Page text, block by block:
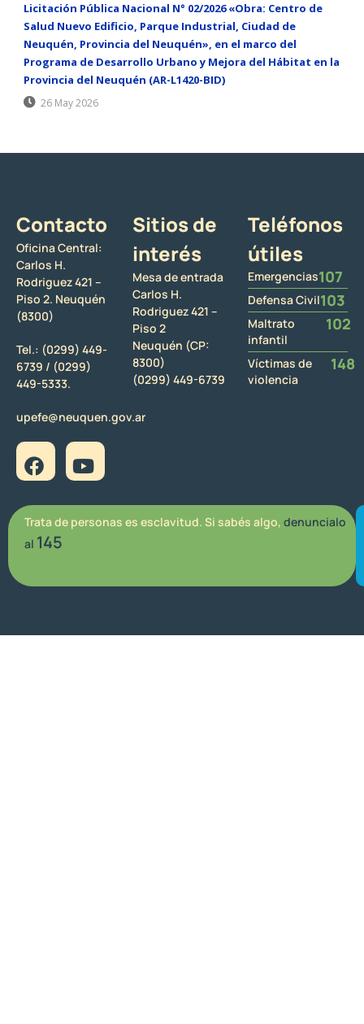
Licitación Pública Nacional N° 02/2026 «Obra: Centro de
Salud Nuevo Edificio, Parque Industrial, Ciudad de
Neuquén, Provincia del Neuquén», en el marco del
Programa de Desarrollo Urbano y Mejora del Hábitat en la
Provincia del Neuquén (AR-L1420-BID)
26 May 2026
Contacto
Oficina Central:
Carlos H.
Rodriguez 421 –
Piso 2. Neuquén
(8300)
Tel.: (0299) 449-
6739 / (0299)
449-5333.
upefe@neuquen.gov.ar
Sitios de
interés
Mesa de entrada
Carlos H.
Rodriguez 421 –
Piso 2
Neuquén (CP:
8300)
(0299) 449-6739
Teléfonos
útiles
Emergencias107
Defensa Civil103
Maltrato
infantil
102
Víctimas de
violencia
148
Trata de personas es esclavitud. Si sabés algo, denuncialo
al 145